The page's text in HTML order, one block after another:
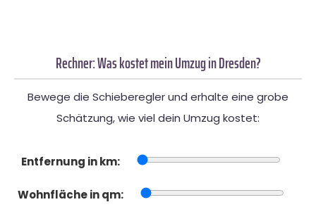
Rechner: Was kostet mein Umzug in Dresden?
Bewege die Schieberegler und erhalte eine grobe
Schätzung, wie viel dein Umzug kostet:
Entfernung in km:
Wohnfläche in qm: